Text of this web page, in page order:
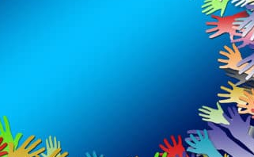
Stimmung wegen
verübten
Flüge vor der [...]